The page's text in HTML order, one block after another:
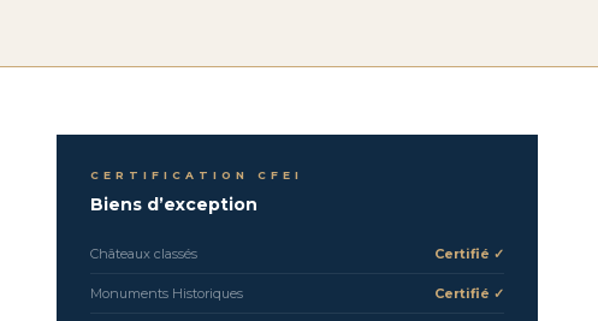
CERTIFICATION CFEI
Biens d’exception
Châteaux classés Certifié ✓
Monuments Historiques Certifié ✓